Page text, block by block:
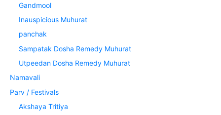
Gandmool
Inauspicious Muhurat
panchak
Sampatak Dosha Remedy Muhurat
Utpeedan Dosha Remedy Muhurat
Namavali
Parv / Festivals
Akshaya Tritiya